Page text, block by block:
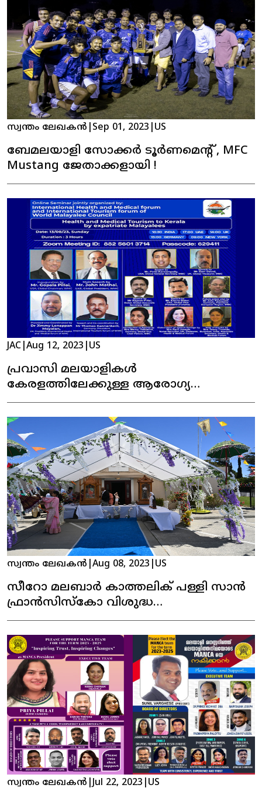
സ്വന്തം ലേഖകൻ Sep 01, 2023 US
ബേമലയാളി സോക്കർ ടൂർണമെന്റ് , MFC
Mustang ജേതാക്കളായി !
JAC Aug 12, 2023 US
പ്രവാസി മലയാളികൾ
കേരളത്തിലേക്കുള്ള ആരോഗ്യ
മെഡിക്കൽ ടൂറിസം
സ്വന്തം ലേഖകൻ Aug 08, 2023 US
സീറോ മലബാർ കാത്തലിക് പള്ളി സാൻ
ഫ്രാൻസിസ്കോ വിശുദ്ധ
തോമാശ്ലീഹായുടെ തിരുനാൾ
സ്വന്തം ലേഖകൻ Jul 22, 2023 US